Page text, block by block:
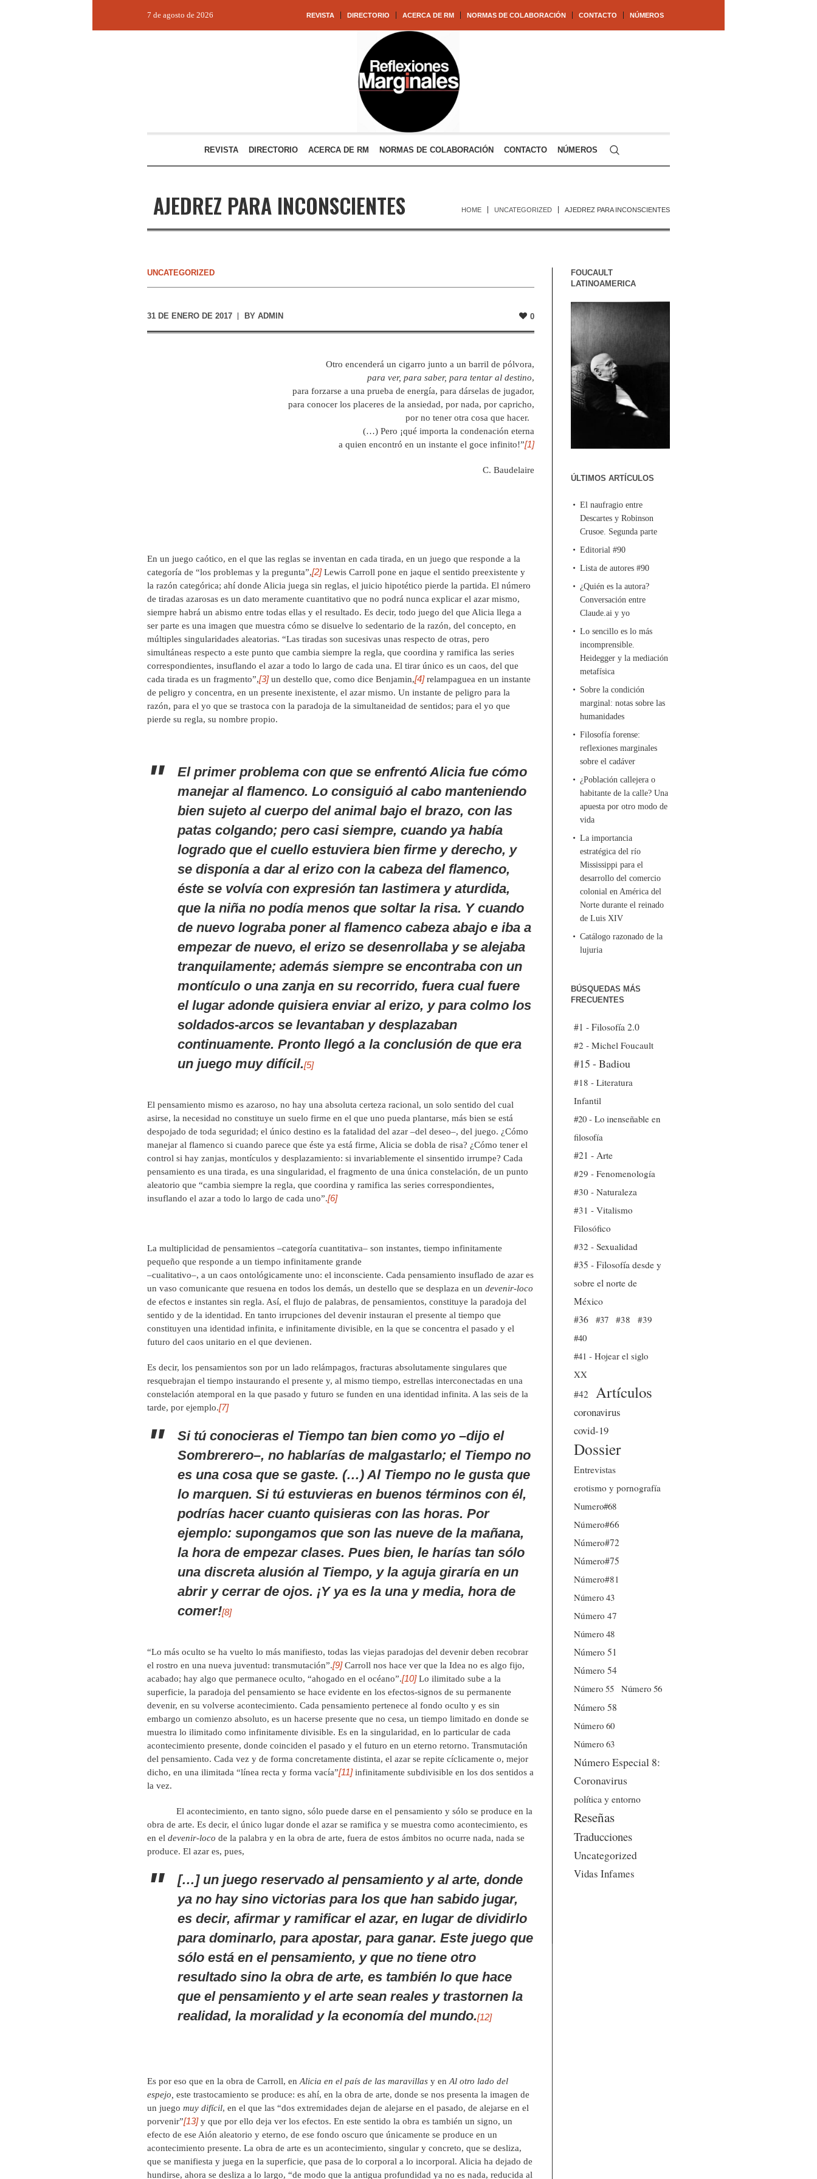
REVISTA DIRECTORIO ACERCA DE RM NORMAS DE COLABORACIÓN CONTACTO NÚMEROS
7 de agosto de 2026
REVISTA DIRECTORIO ACERCA DE RM NORMAS DE COLABORACIÓN CONTACTO NÚMEROS
AJEDREZ PARA INCONSCIENTES HOME UNCATEGORIZED AJEDREZ PARA INCONSCIENTES
UNCATEGORIZED
31 DE ENERO DE 2017 BY ADMIN 0
Otro encenderá un cigarro junto a un barril de pólvora,
para ver, para saber, para tentar al destino,
para forzarse a una prueba de energía, para dárselas de jugador,
para conocer los placeres de la ansiedad, por nada, por capricho,
por no tener otra cosa que hacer.
(…) Pero ¡qué importa la condenación eterna
a quien encontró en un instante el goce infinito!”[1]
C. Baudelaire
En un juego caótico, en el que las reglas se inventan en cada tirada, en un juego que responde a la
categoría de “los problemas y la pregunta”,[2]Lewis Carroll pone en jaque el sentido preexistente y
la razón categórica; ahí donde Alicia juega sin reglas, el juicio hipotético pierde la partida. El número
de tiradas azarosas es un dato meramente cuantitativo que no podrá nunca explicar el azar mismo,
siempre habrá un abismo entre todas ellas y el resultado. Es decir, todo juego del que Alicia llega a
ser parte es una imagen que muestra cómo se disuelve lo sedentario de la razón, del concepto, en
múltiples singularidades aleatorias. “Las tiradas son sucesivas unas respecto de otras, pero
simultáneas respecto a este punto que cambia siempre la regla, que coordina y ramifica las series
correspondientes, insuflando el azar a todo lo largo de cada una. El tirar único es un caos, del que
cada tirada es un fragmento”,[3]un destello que, como dice Benjamin,[4]relampaguea en un instante
de peligro y concentra, en un presente inexistente, el azar mismo. Un instante de peligro para la
razón, para el yo que se trastoca con la paradoja de la simultaneidad de sentidos; para el yo que
pierde su regla, su nombre propio.
El primer problema con que se enfrentó Alicia fue cómo
manejar al flamenco. Lo consiguió al cabo manteniendo
bien sujeto al cuerpo del animal bajo el brazo, con las
patas colgando; pero casi siempre, cuando ya había
logrado que el cuello estuviera bien firme y derecho, y
se disponía a dar al erizo con la cabeza del flamenco,
éste se volvía con expresión tan lastimera y aturdida,
que la niña no podía menos que soltar la risa. Y cuando
de nuevo lograba poner al flamenco cabeza abajo e iba a
empezar de nuevo, el erizo se desenrollaba y se alejaba
tranquilamente; además siempre se encontraba con un
montículo o una zanja en su recorrido, fuera cual fuere
el lugar adonde quisiera enviar al erizo, y para colmo los
soldados-arcos se levantaban y desplazaban
continuamente. Pronto llegó a la conclusión de que era
un juego muy difícil.[5]
El pensamiento mismo es azaroso, no hay una absoluta certeza racional, un solo sentido del cual
asirse, la necesidad no constituye un suelo firme en el que uno pueda plantarse, más bien se está
despojado de toda seguridad; el único destino es la fatalidad del azar –del deseo–, del juego. ¿Cómo
manejar al flamenco si cuando parece que éste ya está firme, Alicia se dobla de risa? ¿Cómo tener el
control si hay zanjas, montículos y desplazamiento: si invariablemente el sinsentido irrumpe? Cada
pensamiento es una tirada, es una singularidad, el fragmento de una única constelación, de un punto
aleatorio que “cambia siempre la regla, que coordina y ramifica las series correspondientes,
insuflando el azar a todo lo largo de cada uno”.[6]
La multiplicidad de pensamientos –categoría cuantitativa– son instantes, tiempo infinitamente
pequeño que responde a un tiempo infinitamente grande
–cualitativo–, a un caos ontológicamente uno: el inconsciente. Cada pensamiento insuflado de azar es
un vaso comunicante que resuena en todos los demás, un destello que se desplaza en un devenir-loco
de efectos e instantes sin regla. Así, el flujo de palabras, de pensamientos, constituye la paradoja del
sentido y de la identidad. En tanto irrupciones del devenir instauran el presente al tiempo que
constituyen una identidad infinita, e infinitamente divisible, en la que se concentra el pasado y el
futuro del caos unitario en el que devienen.
Es decir, los pensamientos son por un lado relámpagos, fracturas absolutamente singulares que
resquebrajan el tiempo instaurando el presente y, al mismo tiempo, estrellas interconectadas en una
constelación atemporal en la que pasado y futuro se funden en una identidad infinita. A las seis de la
tarde, por ejemplo.[7]
Si tú conocieras el Tiempo tan bien como yo –dijo el
Sombrerero–, no hablarías de malgastarlo; el Tiempo no
es una cosa que se gaste. (…) Al Tiempo no le gusta que
lo marquen. Si tú estuvieras en buenos términos con él,
podrías hacer cuanto quisieras con las horas. Por
ejemplo: supongamos que son las nueve de la mañana,
la hora de empezar clases. Pues bien, le harías tan sólo
una discreta alusión al Tiempo, y la aguja giraría en un
abrir y cerrar de ojos. ¡Y ya es la una y media, hora de
comer![8]
“Lo más oculto se ha vuelto lo más manifiesto, todas las viejas paradojas del devenir deben recobrar
el rostro en una nueva juventud: transmutación”.[9]Carroll nos hace ver que la Idea no es algo fijo,
acabado; hay algo que permanece oculto, “ahogado en el océano”.[10]Lo ilimitado sube a la
superficie, la paradoja del pensamiento se hace evidente en los efectos-signos de su permanente
devenir, en su volverse acontecimiento. Cada pensamiento pertenece al fondo oculto y es sin
embargo un comienzo absoluto, es un hacerse presente que no cesa, un tiempo limitado en donde se
muestra lo ilimitado como infinitamente divisible. Es en la singularidad, en lo particular de cada
acontecimiento presente, donde coinciden el pasado y el futuro en un eterno retorno. Transmutación
del pensamiento. Cada vez y de forma concretamente distinta, el azar se repite cíclicamente o, mejor
dicho, en una ilimitada “línea recta y forma vacía”[11]infinitamente subdivisible en los dos sentidos a
la vez.
El acontecimiento, en tanto signo, sólo puede darse en el pensamiento y sólo se produce en la
obra de arte. Es decir, el único lugar donde el azar se ramifica y se muestra como acontecimiento, es
en el devenir-loco de la palabra y en la obra de arte, fuera de estos ámbitos no ocurre nada, nada se
produce. El azar es, pues,
[…] un juego reservado al pensamiento y al arte, donde
ya no hay sino victorias para los que han sabido jugar,
es decir, afirmar y ramificar el azar, en lugar de dividirlo
para dominarlo, para apostar, para ganar. Este juego que
sólo está en el pensamiento, y que no tiene otro
resultado sino la obra de arte, es también lo que hace
que el pensamiento y el arte sean reales y trastornen la
realidad, la moralidad y la economía del mundo.[12]
Es por eso que en la obra de Carroll, en Alicia en el país de las maravillas y en Al otro lado del
espejo, este trastocamiento se produce: es ahí, en la obra de arte, donde se nos presenta la imagen de
un juego muy difícil, en el que las “dos extremidades dejan de alejarse en el pasado, de alejarse en el
porvenir”[13]y que por ello deja ver los efectos. En este sentido la obra es también un signo, un
efecto de ese Aión aleatorio y eterno, de ese fondo oscuro que únicamente se produce en un
acontecimiento presente. La obra de arte es un acontecimiento, singular y concreto, que se desliza,
que se manifiesta y juega en la superficie, que pasa de lo corporal a lo incorporal. Alicia ha dejado de
hundirse, ahora se desliza a lo largo, “de modo que la antigua profundidad ya no es nada, reducida al
FOUCAULT
LATINOAMERICA
ÚLTIMOS ARTÍCULOS
El naufragio entre
Descartes y Robinson
Crusoe. Segunda parte
Editorial #90
Lista de autores #90
¿Quién es la autora?
Conversación entre
Claude.ai y yo
Lo sencillo es lo más
incomprensible.
Heidegger y la mediación
metafísica
Sobre la condición
marginal: notas sobre las
humanidades
Filosofía forense:
reflexiones marginales
sobre el cadáver
¿Población callejera o
habitante de la calle? Una
apuesta por otro modo de
vida
La importancia
estratégica del río
Mississippi para el
desarrollo del comercio
colonial en América del
Norte durante el reinado
de Luis XIV
Catálogo razonado de la
lujuria
BÚSQUEDAS MÁS
FRECUENTES
#1 - Filosofía 2.0
#2 - Michel Foucault
#15 - Badiou
#18 - Literatura
Infantil
#20 - Lo inenseñable en
filosofía
#21 - Arte
#29 - Fenomenología
#30 - Naturaleza
#31 - Vitalismo
Filosófico
#32 - Sexualidad
#35 - Filosofía desde y
sobre el norte de
México
#36
#37 #38
#39
#40
#41 - Hojear el siglo
XX
#42
Artículos
coronavirus
covid-19
Dossier
Entrevistas
erotismo y pornografía
Numero#68
Número#66
Número#72
Número#75
Número#81
Número 43
Número 47
Número 48
Número 51
Número 54
Número 55
Número 56
Número 58
Número 60
Número 63
Número Especial 8:
Coronavirus
política y entorno
Reseñas
Traducciones
Uncategorized
Vidas Infames